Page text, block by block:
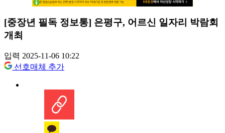
[중장년 필독 정보통] 은평구, 어르신 일자리 박람회
개최
입력 2025-11-06 10:22
선호매체 추가